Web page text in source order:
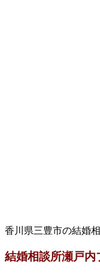
香川県三豊市の結婚
結婚相談所瀬戸内